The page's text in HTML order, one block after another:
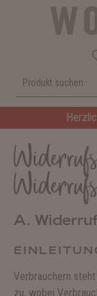
A.
Verbrauchern
zu, wobei